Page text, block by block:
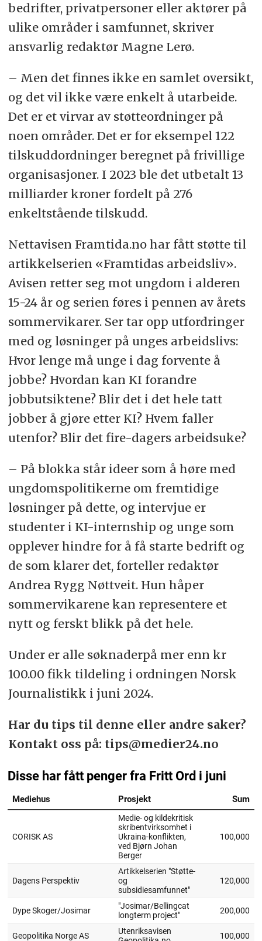
bedrifter, privatpersoner eller aktører på
ulike områder i samfunnet, skriver
ansvarlig redaktør Magne Lerø.
– Men det finnes ikke en samlet oversikt,
og det vil ikke være enkelt å utarbeide.
Det er et virvar av støtteordninger på
noen områder. Det er for eksempel 122
tilskuddordninger beregnet på frivillige
organisasjoner. I 2023 ble det utbetalt 13
milliarder kroner fordelt på 276
enkeltstående tilskudd.
Nettavisen Framtida.no har fått støtte til
artikkelserien «Framtidas arbeidsliv».
Avisen retter seg mot ungdom i alderen
15-24 år og serien føres i pennen av årets
sommervikarer. Ser tar opp utfordringer
med og løsninger på unges arbeidslivs:
Hvor lenge må unge i dag forvente å
jobbe? Hvordan kan KI forandre
jobbutsiktene? Blir det i det hele tatt
jobber å gjøre etter KI? Hvem faller
utenfor? Blir det fire-dagers arbeidsuke?
– På blokka står ideer som å høre med
ungdomspolitikerne om fremtidige
løsninger på dette, og intervjue er
studenter i KI-internship og unge som
opplever hindre for å få starte bedrift og
de som klarer det, forteller redaktør
Andrea Rygg Nøttveit. Hun håper
sommervikarene kan representere et
nytt og ferskt blikk på det hele.
Under er alle søknaderpå mer enn kr
100.00 fikk tildeling i ordningen Norsk
Journalistikk i juni 2024.
Har du tips til denne eller andre saker?
Kontakt oss på: tips@medier24.no